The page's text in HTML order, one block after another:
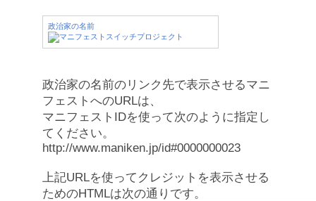
政治家の名前
政治家の名前のリンク先で表示させるマニ
フェストへのURLは、
マニフェストIDを使って次のように指定し
てください。
http://www.maniken.jp/id#0000000023
上記URLを使ってクレジットを表示させる
ためのHTMLは次の通りです。